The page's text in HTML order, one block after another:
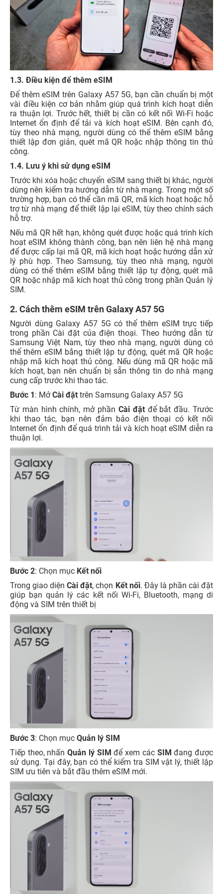
1.3. Điều kiện để thêm eSIM
Để thêm eSIM trên Galaxy A57 5G, bạn cần chuẩn bị một
vài điều kiện cơ bản nhằm giúp quá trình kích hoạt diễn
ra thuận lợi. Trước hết, thiết bị cần có kết nối Wi-Fi hoặc
Internet ổn định để tải và kích hoạt eSIM. Bên cạnh đó,
tùy theo nhà mạng, người dùng có thể thêm eSIM bằng
thiết lập đơn giản, quét mã QR hoặc nhập thông tin thủ
công.
1.4. Lưu ý khi sử dụng eSIM
Trước khi xóa hoặc chuyển eSIM sang thiết bị khác, người
dùng nên kiểm tra hướng dẫn từ nhà mạng. Trong một số
trường hợp, bạn có thể cần mã QR, mã kích hoạt hoặc hỗ
trợ từ nhà mạng để thiết lập lại eSIM, tùy theo chính sách
hỗ trợ.
Nếu mã QR hết hạn, không quét được hoặc quá trình kích
hoạt eSIM không thành công, bạn nên liên hệ nhà mạng
để được cấp lại mã QR, mã kích hoạt hoặc hướng dẫn xử
lý phù hợp. Theo Samsung, tùy theo nhà mạng, người
dùng có thể thêm eSIM bằng thiết lập tự động, quét mã
QR hoặc nhập mã kích hoạt thủ công trong phần Quản lý
SIM.
2. Cách thêm eSIM trên Galaxy A57 5G
Người dùng Galaxy A57 5G có thể thêm eSIM trực tiếp
trong phần Cài đặt của điện thoại. Theo hướng dẫn từ
Samsung Việt Nam, tùy theo nhà mạng, người dùng có
thể thêm eSIM bằng thiết lập tự động, quét mã QR hoặc
nhập mã kích hoạt thủ công. Nếu dùng mã QR hoặc mã
kích hoạt, bạn nên chuẩn bị sẵn thông tin do nhà mạng
cung cấp trước khi thao tác.
Bước 1: MởCài đặt trên Samsung Galaxy A57 5G
Từ màn hình chính, mở phần Cài đặtđể bắt đầu. Trước
khi thao tác, bạn nên đảm bảo điện thoại có kết nối
Internet ổn định để quá trình tải và kích hoạt eSIM diễn ra
thuận lợi.
Bước 2: Chọn mục Kết nối
Trong giao diệnCài đặt, chọn Kết nối. Đây là phần cài đặt
giúp bạn quản lý các kết nối Wi-Fi, Bluetooth, mạng di
động và SIM trên thiết bị
Bước 3: Chọn mục Quản lý SIM
Tiếp theo, nhấnQuản lý SIM để xem các SIM đang được
sử dụng. Tại đây, bạn có thể kiểm tra SIM vật lý, thiết lập
SIM ưu tiên và bắt đầu thêm eSIM mới.